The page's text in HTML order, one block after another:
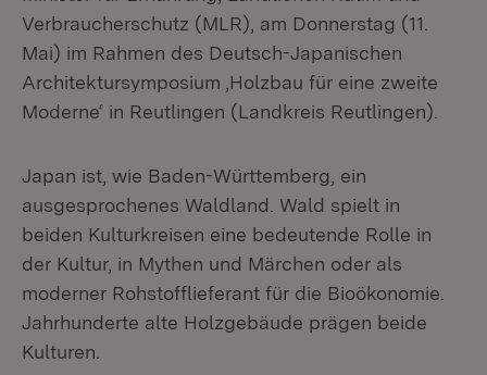
Verbraucherschutz (MLR), am Donnerstag (11.
Mai) im Rahmen des Deutsch-Japanischen
Architektursymposium ‚Holzbau für eine zweite
Moderne‘ in Reutlingen (Landkreis Reutlingen).
Japan ist, wie Baden-Württemberg, ein
ausgesprochenes Waldland. Wald spielt in
beiden Kulturkreisen eine bedeutende Rolle in
der Kultur, in Mythen und Märchen oder als
moderner Rohstofflieferant für die Bioökonomie.
Jahrhunderte alte Holzgebäude prägen beide
Kulturen.